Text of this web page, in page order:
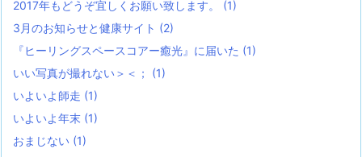
2017年もどうぞ宜しくお願い致します。 (1)
3月のお知らせと健康サイト (2)
『ヒーリングスペースコアー癒光』に届いた (1)
いい写真が撮れない＞＜； (1)
いよいよ師走 (1)
いよいよ年末 (1)
おまじない (1)